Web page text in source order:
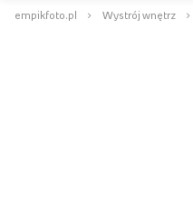
empikfoto.pl Wystrój wnętrz